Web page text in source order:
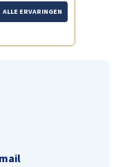
ALLE ERVARINGEN